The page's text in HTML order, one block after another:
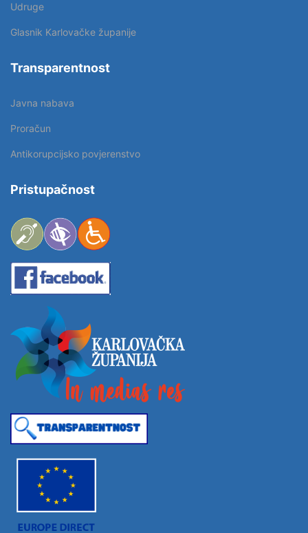
Udruge
Glasnik Karlovačke županije
Transparentnost
Javna nabava
Proračun
Antikorupcijsko povjerenstvo
Pristupačnost